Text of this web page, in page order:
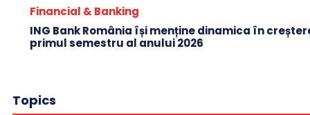
Financial & Banking
ING Bank România își menține dinamica în
primul semestru al anului 2026
Topics